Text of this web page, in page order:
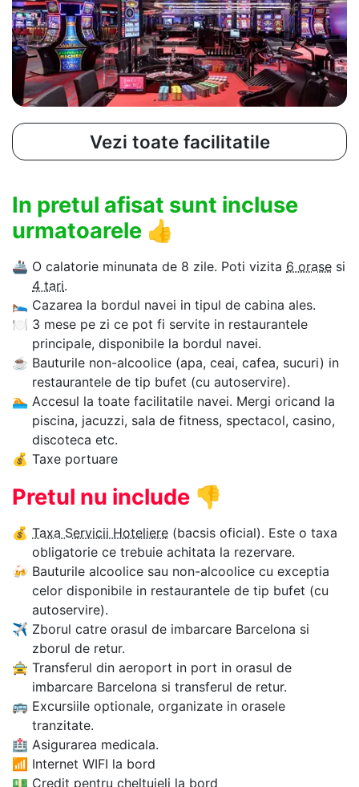
Vezi toate facilitatile
In pretul afisat sunt incluse
urmatoarele 👍
🚢 O calatorie minunata de 8 zile. Poti vizita 6 orase si
4 tari.
🛌 Cazarea la bordul navei in tipul de cabina ales.
🍽 3 mese pe zi ce pot fi servite in restaurantele
principale, disponibile la bordul navei.
☕ Bauturile non-alcoolice (apa, ceai, cafea, sucuri) in
restaurantele de tip bufet (cu autoservire).
🏊‍ Accesul la toate facilitatile navei. Mergi oricand la
piscina, jacuzzi, sala de fitness, spectacol, casino,
discoteca etc.
💰 Taxe portuare
Pretul nu include 👎
💰 Taxa Servicii Hoteliere (bacsis oficial). Este o taxa
obligatorie ce trebuie achitata la rezervare.
🍻 Bauturile alcoolice sau non-alcoolice cu exceptia
celor disponibile in restaurantele de tip bufet (cu
autoservire).
✈ Zborul catre orasul de imbarcare Barcelona si
zborul de retur.
🚖 Transferul din aeroport in port in orasul de
imbarcare Barcelona si transferul de retur.
🚌 Excursiile optionale, organizate in orasele
tranzitate.
🏥 Asigurarea medicala.
📶 Internet WIFI la bord
💵 Credit pentru cheltuieli la bord